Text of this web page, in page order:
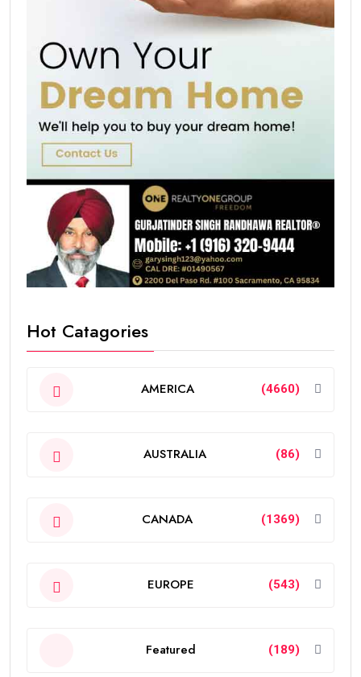
Hot Catagories
AMERICA (4660)
AUSTRALIA (86)
CANADA (1369)
EUROPE (543)
Featured (189)